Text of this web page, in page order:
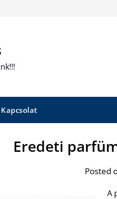
Kapcsolat
Eredeti
Posted
A